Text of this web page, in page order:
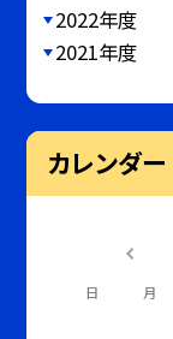
2022年度
2021年度
カレンダー
日 月